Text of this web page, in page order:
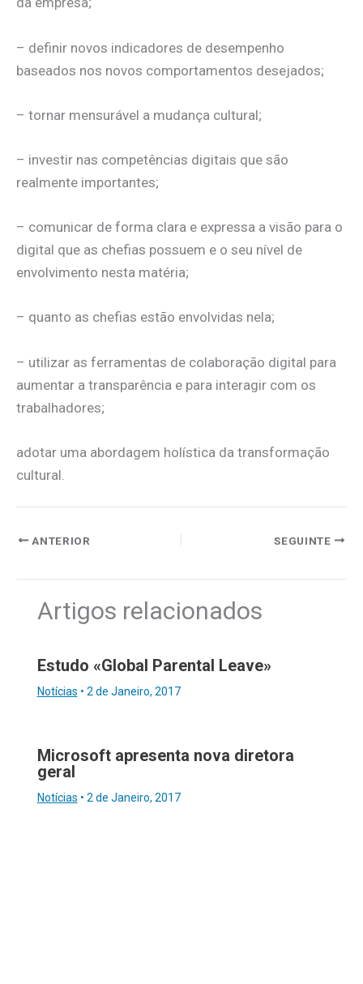
– definir novos indicadores de desempenho
baseados nos novos comportamentos desejados;
– tornar mensurável a mudança cultural;
– investir nas competências digitais que são
realmente importantes;
– comunicar de forma clara e expressa a visão para o
digital que as chefias possuem e o seu nível de
envolvimento nesta matéria;
– quanto as chefias estão envolvidas nela;
– utilizar as ferramentas de colaboração digital para
aumentar a transparência e para interagir com os
trabalhadores;
adotar uma abordagem holística da transformação
cultural.
ANTERIOR SEGUINTE
Artigos relacionados
Estudo «Global Parental Leave»
Notícias • 2 de Janeiro, 2017
Microsoft apresenta nova diretora
geral
Notícias • 2 de Janeiro, 2017